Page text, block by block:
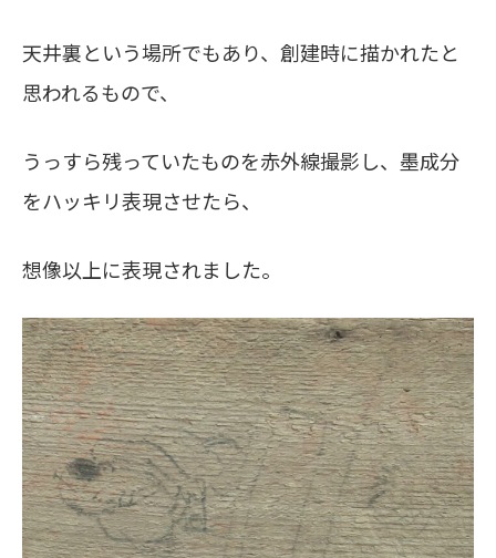
天井裏という場所でもあり、創建時に描かれたと
思われるもので、
うっすら残っていたものを赤外線撮影し、墨成分
をハッキリ表現させたら、
想像以上に表現されました。